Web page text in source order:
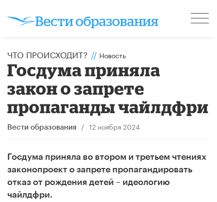
ЧТО ПРОИСХОДИТ? // Новость
Госдума приняла
закон о запрете
пропаганды чайлдфри
Вести образования / 12 ноября 2024
Госдума приняла во втором и третьем чтениях
законопроект о запрете пропагандировать
отказ от рождения детей – идеологию
чайлдфри.